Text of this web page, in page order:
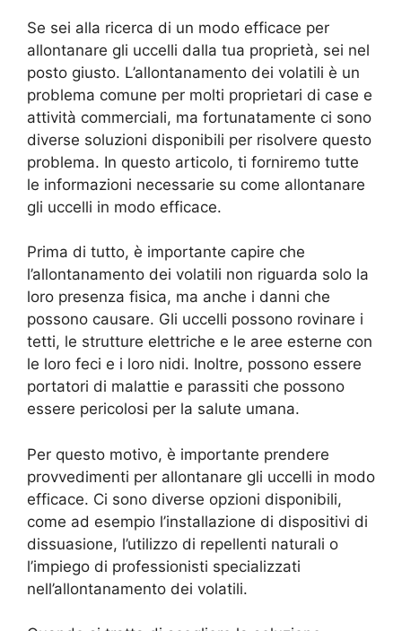
Se sei alla ricerca di un modo efficace per
allontanare gli uccelli dalla tua proprietà, sei nel
posto giusto. L’allontanamento dei volatili è un
problema comune per molti proprietari di case e
attività commerciali, ma fortunatamente ci sono
diverse soluzioni disponibili per risolvere questo
problema. In questo articolo, ti forniremo tutte
le informazioni necessarie su come allontanare
gli uccelli in modo efficace.
Prima di tutto, è importante capire che
l’allontanamento dei volatili non riguarda solo la
loro presenza fisica, ma anche i danni che
possono causare. Gli uccelli possono rovinare i
tetti, le strutture elettriche e le aree esterne con
le loro feci e i loro nidi. Inoltre, possono essere
portatori di malattie e parassiti che possono
essere pericolosi per la salute umana.
Per questo motivo, è importante prendere
provvedimenti per allontanare gli uccelli in modo
efficace. Ci sono diverse opzioni disponibili,
come ad esempio l’installazione di dispositivi di
dissuasione, l’utilizzo di repellenti naturali o
l’impiego di professionisti specializzati
nell’allontanamento dei volatili.